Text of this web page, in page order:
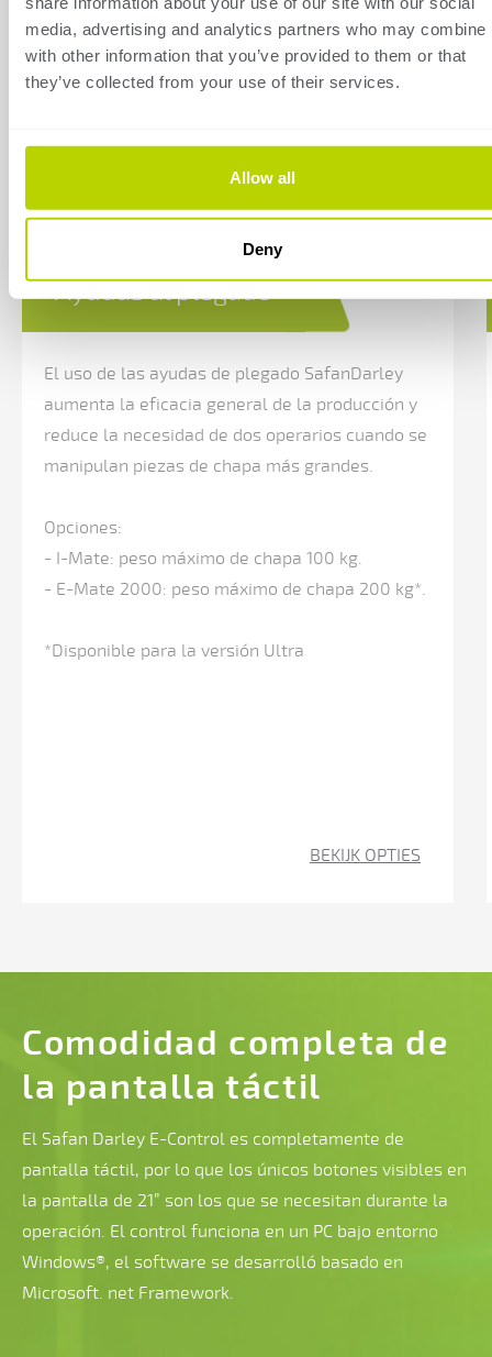
media, advertising and analytics partners who may combine
with other information that you’ve provided to them or that
they’ve collected from your use of their services.
Allow all
Deny
dos
monitores
y
R
por
Ejes
Y1-
CNC
(inclinación
trancha superior
(eje
gran
recorrido
Z1
y
Z2
manuales
Ayudas al plegado
El uso de las ayudas de plegado SafanDarley
aumenta la eficacia general de la producción y
reduce la necesidad de dos operarios cuando se
manipulan piezas de chapa más grandes.
Opciones:
- I-Mate: peso máximo de chapa 100 kg.
- E-Mate 2000: peso máximo de chapa 200 kg*.
*Disponible para la versión Ultra
BEKIJK OPTIES
Comodidad completa de
la pantalla táctil
El Safan Darley E-Control es completamente de
pantalla táctil, por lo que los únicos botones visibles en
la pantalla de 21” son los que se necesitan durante la
operación. El control funciona en un PC bajo entorno
Windows®, el software se desarrolló basado en
Microsoft. net Framework.